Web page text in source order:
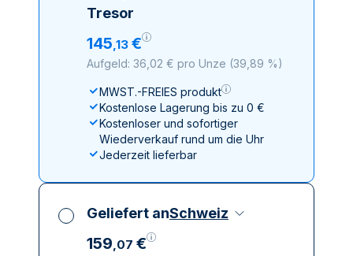
Tresor
145,13 €
Aufgeld: 36,02 € pro Unze (39,89 %)
MWST.-FREIES produkt
Kostenlose Lagerung bis zu 0 €
Kostenloser und sofortiger
Wiederverkauf rund um die Uhr
Jederzeit lieferbar
Geliefert anSchweiz
159,07 €